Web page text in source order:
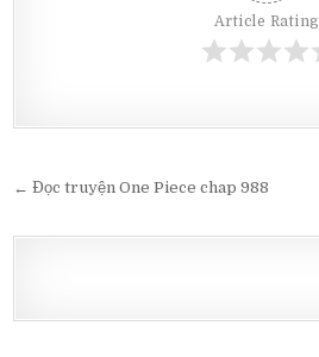
Article Rating
Post
navigation
← Đọc truyện One Piece chap 988